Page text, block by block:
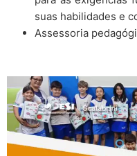
suas habilidades e
Assessoria